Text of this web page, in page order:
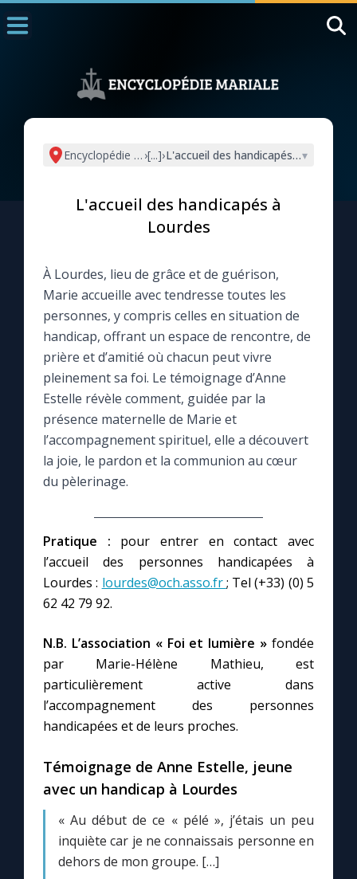
L'actualité de la semaine
La newsletter
La vidéo de la semaine
Le compte Tiktok
Le magazine
Le site internet
Questions-réponses
Prier au quotidien
L'Évangile chaque jour
Les premiers samedis du mois
Marie qui défait les nœuds
Mes intentions de prière
Encyclopédie mariale
›[...]›L'accueil des handicapés à Lourdes
▾
L'accueil des handicapés à
Lourdes
À Lourdes, lieu de grâce et de guérison,
Marie accueille avec tendresse toutes les
personnes, y compris celles en situation de
handicap, offrant un espace de rencontre, de
prière et d’amitié où chacun peut vivre
pleinement sa foi. Le témoignage d’Anne
Estelle révèle comment, guidée par la
présence maternelle de Marie et
l’accompagnement spirituel, elle a découvert
la joie, le pardon et la communion au cœur
du pèlerinage.
Pratique : pour entrer en contact avec
l’accueil des personnes handicapées à
Lourdes : lourdes@och.asso.fr; Tel (+33) (0) 5
62 42 79 92.
N.B. L’association « Foi et lumière » fondée
par Marie-Hélène Mathieu, est
particulièrement active dans
l’accompagnement des personnes
handicapées et de leurs proches.
Témoignage de Anne Estelle, jeune
avec un handicap à Lourdes
« Au début de ce « pélé », j’étais un peu
inquiète car je ne connaissais personne en
dehors de mon groupe. […]